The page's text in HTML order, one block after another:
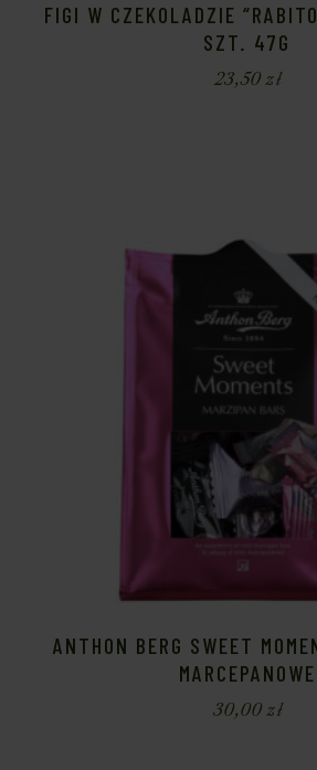
FIGI W CZEKOLADZIE
SZT. 47G
23,50zł
ANTHON BERG SWEET
MARCEPANOWE
30,00zł